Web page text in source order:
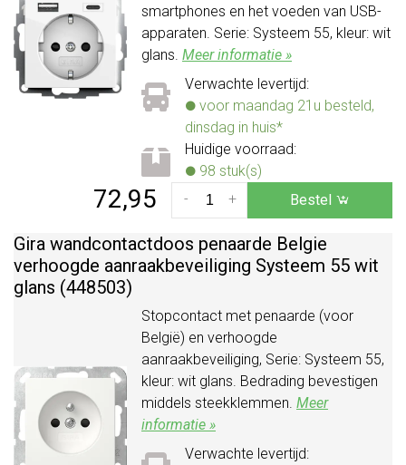
smartphones en het voeden van USB-
apparaten. Serie: Systeem 55, kleur: wit
glans. Meer informatie »
Verwachte levertijd:
voor maandag 21u besteld,
dinsdag in huis*
Huidige voorraad:
98 stuk(s)
72,95 +
- Bestel
Gira wandcontactdoos penaarde Belgie
verhoogde aanraakbeveiliging Systeem 55 wit
glans (448503)
Stopcontact met penaarde (voor
België) en verhoogde
aanraakbeveiliging, Serie: Systeem 55,
kleur: wit glans. Bedrading bevestigen
middels steekklemmen. Meer
informatie »
Verwachte levertijd: